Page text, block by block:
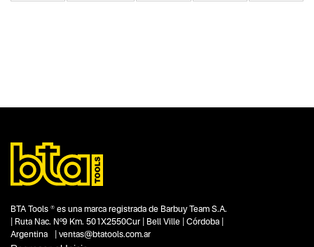
Segmentos - pendiente
Pintura
Capacidad
Funcion o uso
No items found.
BTA Tools ® es una marca registrada de Barbuy Team S.A.
| Ruta Nac. Nº9 Km. 501X2550Cur | Bell Ville | Córdoba |
Argentina | ventas@btatools.com.ar